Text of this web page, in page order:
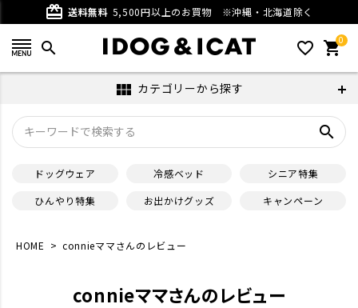
card_giftcard 送料無料 5,500円以上のお買物 ※沖縄・北海道除く
search favorite_outline 0
shopping_cart
view_module カテゴリーから探す
search
ドッグウェア 冷感ベッド
シニア特集
ひんやり特集
お出かけグッズ キャンペーン
HOME connieママさんのレビュー
connieママさんのレビュー